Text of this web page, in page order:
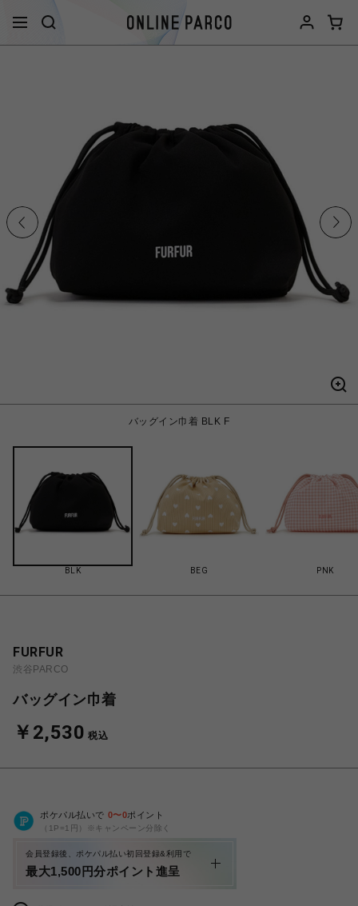
バッグイン巾着 BLK F
BLK BEG PNK
FURFUR
渋谷PARCO
バッグイン巾着
￥2,530 税込
ポケパル払いで 0〜0ポイント
（1P=1円）※キャンペーン分除く
会員登録後、ポケパル払い初回登録&利用で
最大1,500円分ポイント進呈